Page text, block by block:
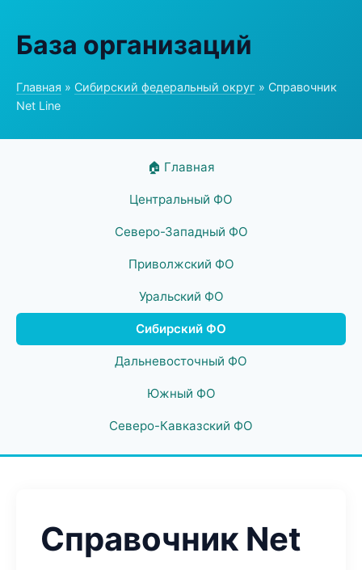
База организаций
Главная » Сибирский федеральный округ » Справочник
Net Line
🏠 Главная
Центральный ФО
Северо-Западный ФО
Приволжский ФО
Уральский ФО
Сибирский ФО
Дальневосточный ФО
Южный ФО
Северо-Кавказский ФО
Справочник Net